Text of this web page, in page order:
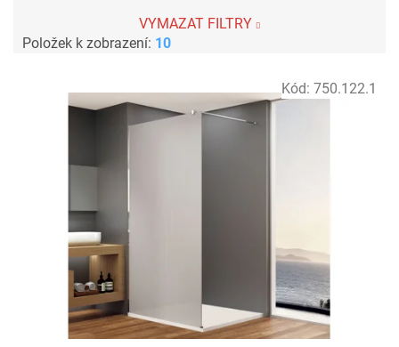
VYMAZAT FILTRY
Položek k zobrazení: 10
Kód: 750.122.1